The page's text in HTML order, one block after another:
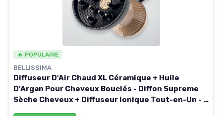
🔥 POPULAIRE
BELLISSIMA
Diffuseur D'Air Chaud XL Céramique + Huile
D'Argan Pour Cheveux Bouclés - Diffon Supreme
Sèche Cheveux + Diffuseur Ionique Tout-en-Un - 2